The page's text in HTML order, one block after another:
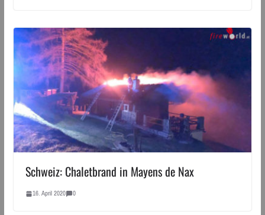
Schweiz: Chaletbrand in Mayens de Nax
16. April 2020 0